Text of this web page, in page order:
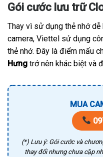
Gói cước lưu trữ
Thay vì sử dụng thẻ nhớ
camera, Viettel sử dụng
thẻ nhớ. Đây là điểm mấu
Hưng trở nên khác biệt và
MUA
(*) Lưu ý: Gói cước và
thay đổi nhưng chưa cập